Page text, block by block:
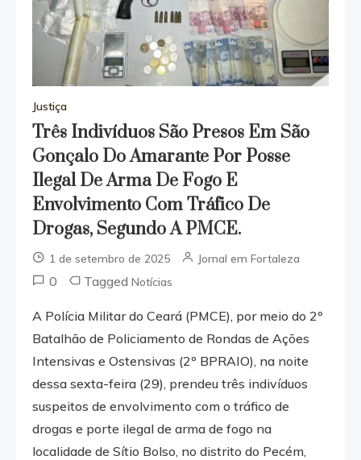
Justiça
Três Indivíduos São Presos Em São
Gonçalo Do Amarante Por Posse
Ilegal De Arma De Fogo E
Envolvimento Com Tráfico De
Drogas, Segundo A PMCE.
1 de setembro de 2025 Jornal em Fortaleza
0 Tagged Notícias
A Polícia Militar do Ceará (PMCE), por meio do 2º
Batalhão de Policiamento de Rondas de Ações
Intensivas e Ostensivas (2º BPRAIO), na noite
dessa sexta-feira (29), prendeu três indivíduos
suspeitos de envolvimento com o tráfico de
drogas e porte ilegal de arma de fogo na
localidade de Sítio Bolso, no distrito do Pecém,